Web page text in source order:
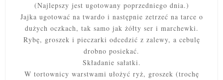
(Najlepszy jest ugotowany poprzedniego dnia.)
Jajka ugotować na twardo i następnie zetrzeć na tarce o
dużych oczkach, tak samo jak żółty ser i marchewki.
Rybę, groszek i pieczarki odcedzić z zalewy, a cebulę
drobno posiekać.
Składanie sałatki.
W tortownicy warstwami ułożyć ryż, groszek (trochę